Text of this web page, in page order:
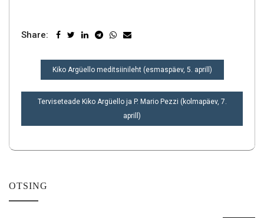
Share:
NAVIGEERIMINE
Kiko Argüello meditsiinileht (esmaspäev, 5. aprill)
Terviseteade Kiko Argüello ja P. Mario Pezzi (kolmapäev, 7.
aprill)
OTSING